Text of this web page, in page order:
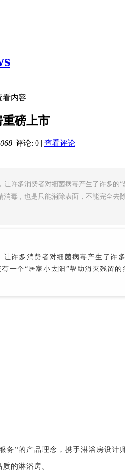
看内容
磅上市
| 评论: 0 | 查看评论
让许多消费者对细菌病毒产生了许多的
毒，也是只能消除表面，不能完全去
让许多消费者对细菌病毒产生了许
一个“居家小太阳”帮助消灭残留的
务”的产品理念，携手淋浴房设计
的淋浴房。